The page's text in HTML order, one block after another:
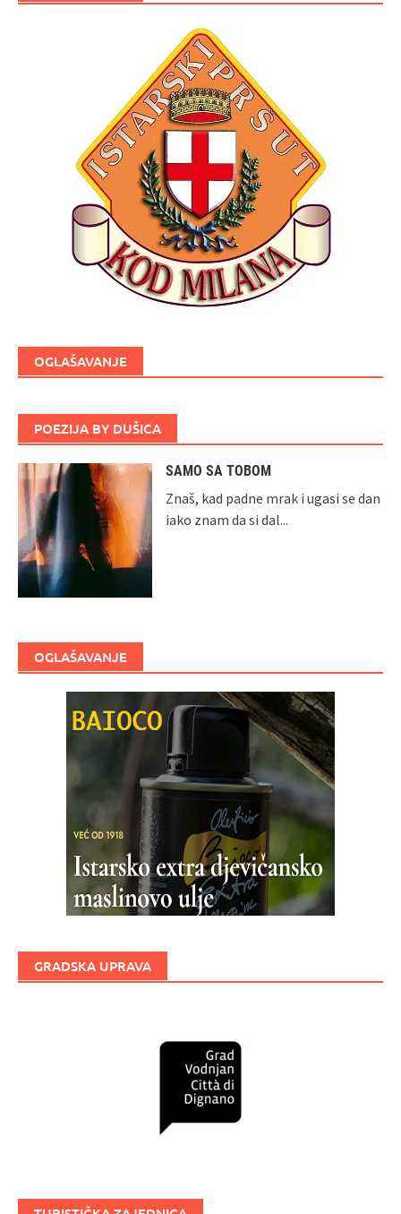
OGLAŠAVANJE
POEZIJA BY DUŠICA
SAMO SA TOBOM
Znaš, kad padne mrak i ugasi se dan
iako znam da si dal...
OGLAŠAVANJE
GRADSKA UPRAVA